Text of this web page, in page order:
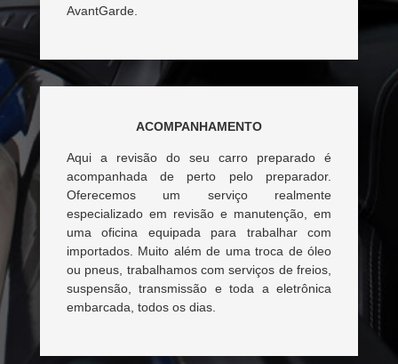
AvantGarde.
ACOMPANHAMENTO
Aqui a revisão do seu carro preparado é
acompanhada de perto pelo preparador.
Oferecemos um serviço realmente
especializado em revisão e manutenção, em
uma oficina equipada para trabalhar com
importados. Muito além de uma troca de óleo
ou pneus, trabalhamos com serviços de freios,
suspensão, transmissão e toda a eletrônica
embarcada, todos os dias.